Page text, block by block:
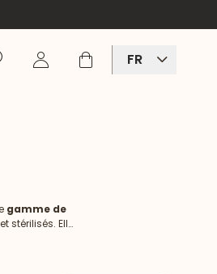
Se connecter
Panier FR
gamme de
stérilisés. Elle
chien.